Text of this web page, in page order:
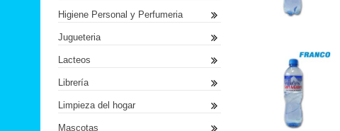
Higiene Personal y Perfumeria
Jugueteria
Lacteos
Librería
Limpieza del hogar
Mascotas